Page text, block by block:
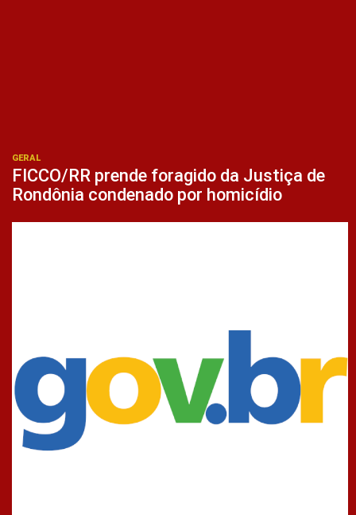
GERAL
FICCO/RR prende foragido da Justiça de
Rondônia condenado por homicídio